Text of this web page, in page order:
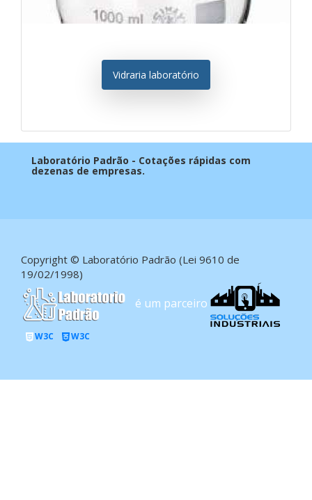
Vidraria laboratório
Laboratório Padrão - Cotações rápidas com
dezenas de empresas.
Copyright © Laboratório Padrão (Lei 9610 de
19/02/1998)
é um parceiro
W3C W3C